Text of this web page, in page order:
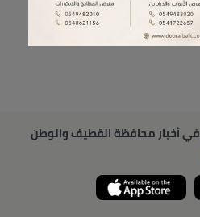
أخبار محافظة القطيف والوطن